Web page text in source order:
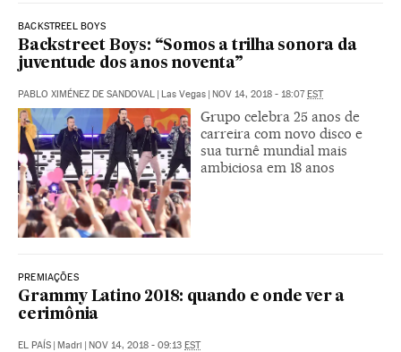
BACKSTREEL BOYS
Backstreet Boys: “Somos a trilha sonora da
juventude dos anos noventa”
PABLO XIMÉNEZ DE SANDOVAL | Las Vegas | NOV 14, 2018 - 18:07EST
Grupo celebra 25 anos de
carreira com novo disco e
sua turnê mundial mais
ambiciosa em 18 anos
PREMIAÇÕES
Grammy Latino 2018: quando e onde ver a
cerimônia
EL PAÍS | Madri | NOV 14, 2018 - 09:13 EST